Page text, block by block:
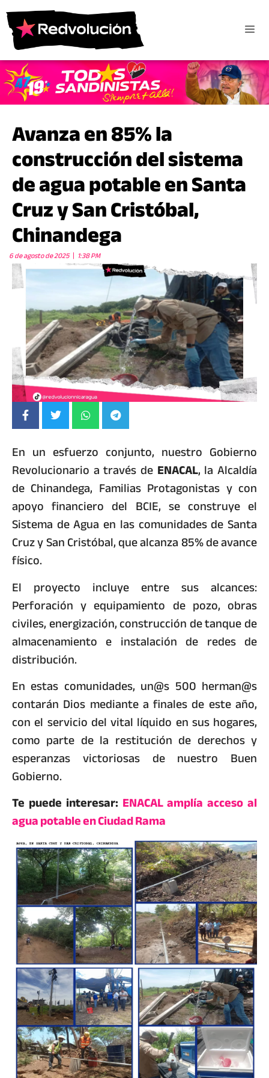
Avanza en 85% la
construcción del sistema
de agua potable en Santa
Cruz y San Cristóbal,
Chinandega
6 de agosto de 2025 1:38 PM
En un esfuerzo conjunto, nuestro Gobierno
Revolucionario a través de ENACAL, la Alcaldía
de Chinandega, Familias Protagonistas y con
apoyo financiero del BCIE, se construye el
Sistema de Agua en las comunidades de Santa
Cruz y San Cristóbal, que alcanza 85% de avance
físico.
El proyecto incluye entre sus alcances:
Perforación y equipamiento de pozo, obras
civiles, energización, construcción de tanque de
almacenamiento e instalación de redes de
distribución.
En estas comunidades, un@s 500 herman@s
contarán Dios mediante a finales de este año,
con el servicio del vital líquido en sus hogares,
como parte de la restitución de derechos y
esperanzas victoriosas de nuestro Buen
Gobierno.
Te puede interesar: ENACAL amplía acceso al
agua potable en Ciudad Rama